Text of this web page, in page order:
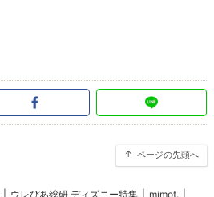
ページの先頭へ
ウレぴあ総研 ディズニー特集 mimot.